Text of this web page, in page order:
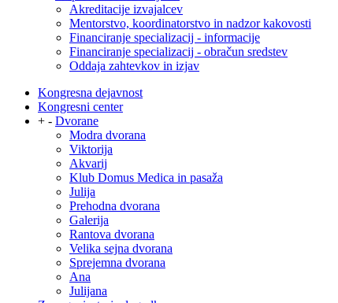
Akreditacije izvajalcev
Mentorstvo, koordinatorstvo in nadzor kakovosti
Financiranje specializacij - informacije
Financiranje specializacij - obračun sredstev
Oddaja zahtevkov in izjav
Kongresna dejavnost
Kongresni center
+ - Dvorane
Modra dvorana
Viktorija
Akvarij
Klub Domus Medica in pasaža
Julija
Prehodna dvorana
Galerija
Rantova dvorana
Velika sejna dvorana
Sprejemna dvorana
Ana
Julijana